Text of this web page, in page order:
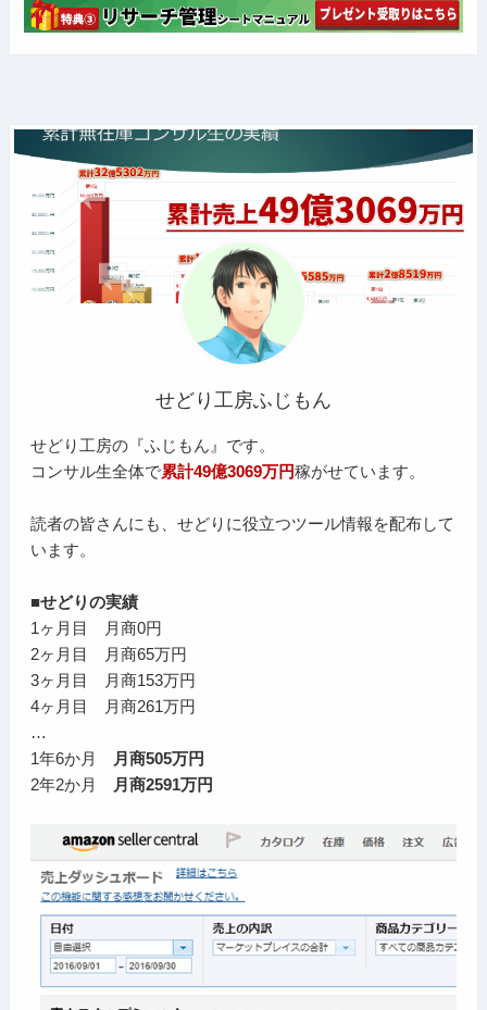
せどり工房ふじもん
せどり工房の『ふじもん』です。
コンサル生全体で累計49億3069万円稼がせています。
読者の皆さんにも、せどりに役立つツール情報を配布して
います。
■せどりの実績
1ヶ月目 月商0円
2ヶ月目 月商65万円
3ヶ月目 月商153万円
4ヶ月目 月商261万円
…
1年6か月
月商505万円
2年2か月
月商2591万円